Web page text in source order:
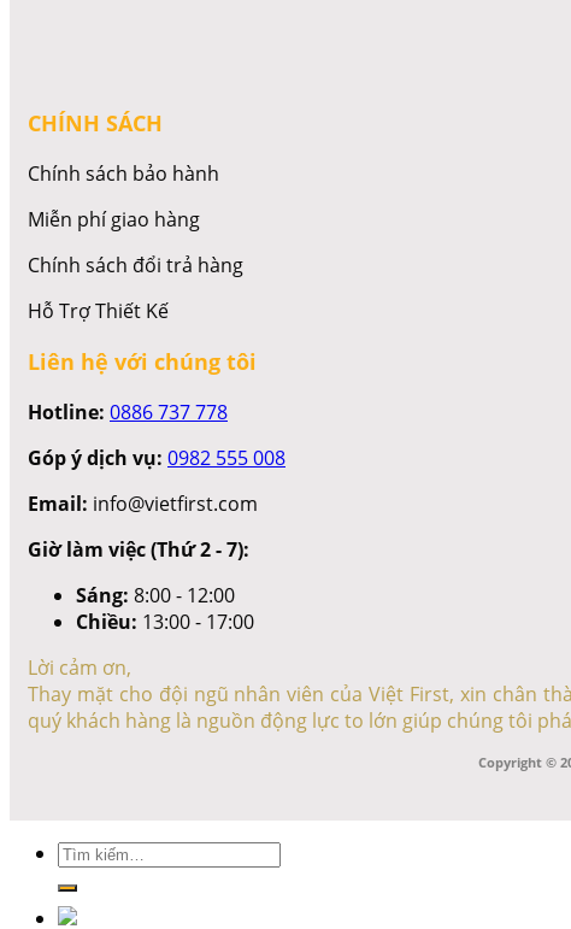
CHÍNH SÁCH
Chính sách bảo hành
Miễn phí giao hàng
Chính sách đổi trả hàng
Hỗ Trợ Thiết Kế
Liên hệ với chúng tôi
Hotline: 0886 737 778
Góp ý dịch vụ: 0982 555 008
Email: info@vietfirst.com
Giờ làm việc (Thứ 2 - 7):
Sáng: 8:00 - 12:00
Chiều: 13:00 - 17:00
Lời cảm ơn,
Thay mặt cho đội ngũ nhân viên của Việt First, xin chân
quý khách hàng là nguồn động lực to lớn giúp chúng tôi
Copyright ©
Tìm
kiếm: